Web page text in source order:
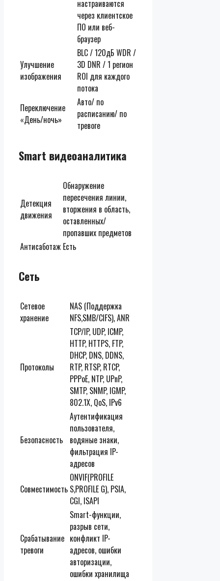
настраиваются
через клиентское
ПО или веб-
браузер
Улучшение
изображения
BLC / 120дБ WDR /
3D DNR / 1 регион
ROI для каждого
потока
Переключение
«День/ночь»
Авто/ по
расписанию/ по
тревоге
Smart видеоаналитика
Детекция
движения
Обнаружение
пересечения линии,
вторжения в область,
оставленных/
пропавших предметов
Антисаботаж Есть
Сеть
Сетевое
хранение
NAS (Поддержка
NFS,SMB/CIFS), ANR
Протоколы
TCP/IP, UDP, ICMP,
HTTP, HTTPS, FTP,
DHCP, DNS, DDNS,
RTP, RTSP, RTCP,
PPPoE, NTP, UPnP,
SMTP, SNMP, IGMP,
802.1X, QoS, IPv6
Безопасность
Аутентификация
пользователя,
водяные знаки,
фильтрация IP-
адресов
Совместимость
ONVIF(PROFILE
S,PROFILE G), PSIA,
CGI, ISAPI
Срабатывание
тревоги
Smart-функции,
разрыв сети,
конфликт IP-
адресов, ошибки
авторизации,
ошибки хранилища